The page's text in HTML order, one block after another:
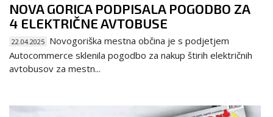
NOVA GORICA PODPISALA POGODBO ZA
4 ELEKTRIČNE AVTOBUSE
22.04.2025 Novogoriška mestna občina je s podjetjem
Autocommerce sklenila pogodbo za nakup štirih električnih
avtobusov za mestn...